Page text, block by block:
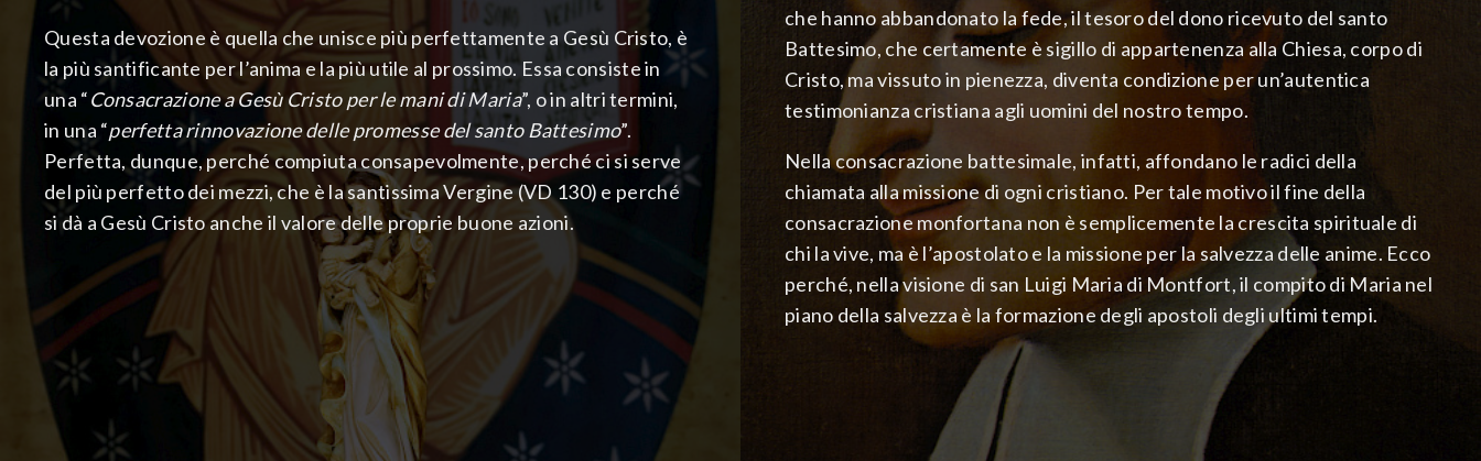
Questa devozione è quella che unisce più perfettamente a Gesù Cristo, è
la più santificante per l’anima e la più utile al prossimo. Essa consiste in
una “Consacrazione a Gesù Cristo per le mani di Maria”, o in altri termini,
in una “perfetta rinnovazione delle promesse del santo Battesimo”.
Perfetta, dunque, perché compiuta consapevolmente, perché ci si serve
del più perfetto dei mezzi, che è la santissima Vergine (VD 130) e perché
si dà a Gesù Cristo anche il valore delle proprie buone azioni.
che hanno abbandonato la fede, il tesoro del dono ricevuto del santo
Battesimo, che certamente è sigillo di appartenenza alla Chiesa, corpo di
Cristo, ma vissuto in pienezza, diventa condizione per un’autentica
testimonianza cristiana agli uomini del nostro tempo.
Nella consacrazione battesimale, infatti, affondano le radici della
chiamata alla missione di ogni cristiano. Per tale motivo il fine della
consacrazione monfortana non è semplicemente la crescita spirituale di
chi la vive, ma è l’apostolato e la missione per la salvezza delle anime. Ecco
perché, nella visione di san Luigi Maria di Montfort, il compito di Maria nel
piano della salvezza è la formazione degli apostoli degli ultimi tempi.